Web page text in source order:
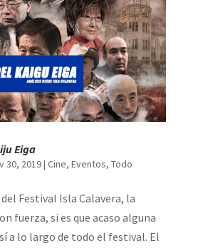
Eiga
30, 2019| Cine, Eventos, Todo
Festival Isla Calavera, la
fuerza, si es que acaso alguna
a lo largo de todo el festival. El